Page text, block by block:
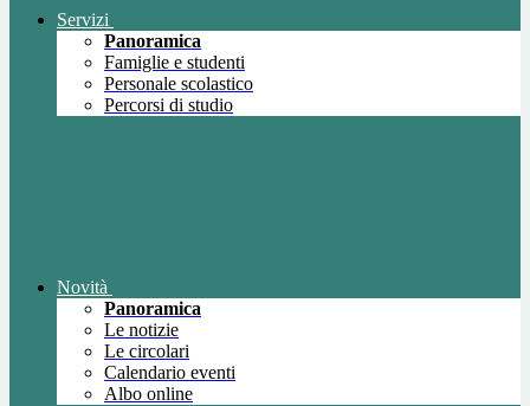
Servizi
Panoramica
Famiglie e studenti
Personale scolastico
Percorsi di studio
Novità
Panoramica
Le notizie
Le circolari
Calendario eventi
Albo online